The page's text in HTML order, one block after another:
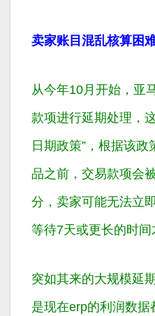
卖家账目混乱核算困
从今年10月开始，亚
款项进行延期处理，
日期政策”，根据该
品之前，交易款项会
分，卖家可能无法立
等待7天或更长的时间
突如其来的大规模延
是现在erp的利润数